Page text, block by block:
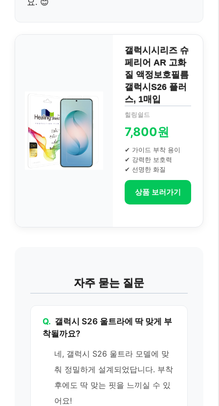
요. 😊
갤럭시시리즈 슈
페리어 AR 고화
질 액정보호필름
갤럭시S26 플러
스, 1매입
힐링쉴드
7,800원
✔ 가이드 부착 용이
✔ 강력한 보호력
✔ 선명한 화질
상품 보러가기
자주 묻는 질문
Q. 갤럭시 S26 울트라에 딱 맞게 부
착될까요?
네, 갤럭시 S26 울트라 모델에 맞
춰 정밀하게 설계되었답니다. 부착
후에도 딱 맞는 핏을 느끼실 수 있
어요!